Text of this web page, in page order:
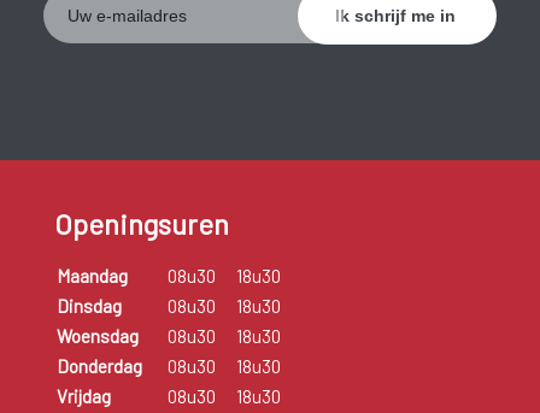
Openingsuren
Maandag 08u30
18u30
Dinsdag
08u30
18u30
Woensdag
08u30
18u30
Donderdag
08u30
18u30
Vrijdag
08u30
18u30